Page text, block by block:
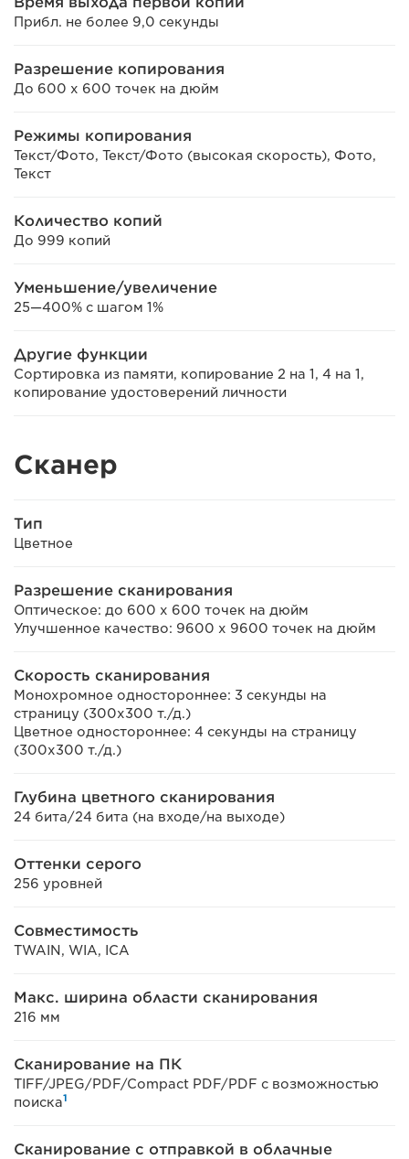
Прибл. не более 9,0 секунды
Разрешение копирования
До 600 x 600 точек на дюйм
Режимы копирования
Текст/Фото, Текст/Фото (высокая скорость), Фото,
Текст
Количество копий
До 999 копий
Уменьшение/увеличение
25—400% с шагом 1%
Другие функции
Сортировка из памяти, копирование 2 на 1, 4 на 1,
копирование удостоверений личности
Сканер
Тип
Цветное
Разрешение сканирования
Оптическое: до 600 x 600 точек на дюйм
Улучшенное качество: 9600 x 9600 точек на дюйм
Скорость сканирования
Монохромное одностороннее: 3 секунды на
страницу (300x300 т./д.)
Цветное одностороннее: 4 секунды на страницу
(300x300 т./д.)
Глубина цветного сканирования
24 бита/24 бита (на входе/на выходе)
Оттенки серого
256 уровней
Совместимость
TWAIN, WIA, ICA
Макс. ширина области сканирования
216 мм
Сканирование на ПК
TIFF/JPEG/PDF/Compact PDF/PDF с возможностью
поиска1
Сканирование с отправкой в облачные